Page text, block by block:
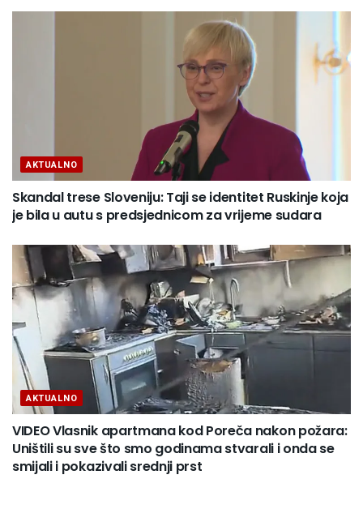
AKTUALNO
Skandal trese Sloveniju: Taji se identitet Ruskinje koja
je bila u autu s predsjednicom za vrijeme sudara
AKTUALNO
VIDEO Vlasnik apartmana kod Poreča nakon požara:
Uništili su sve što smo godinama stvarali i onda se
smijali i pokazivali srednji prst